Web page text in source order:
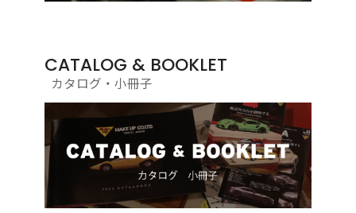
CATALOG & BOOKLET
カタログ・小冊子